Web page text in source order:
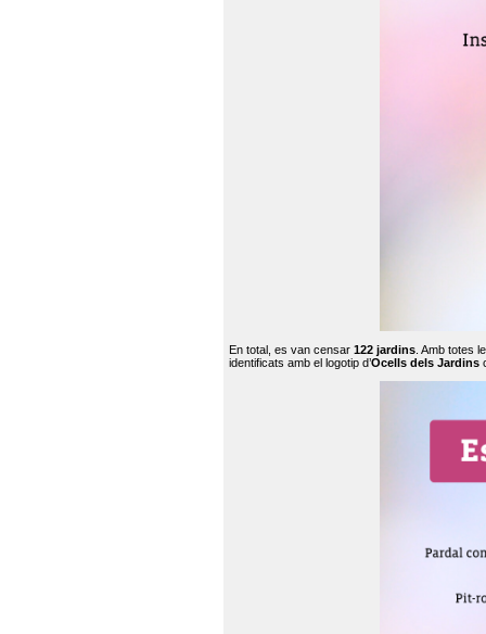
En total, es van censar 122 jardins . Amb totes
identificats amb el logotip d’Ocells dels Jardins